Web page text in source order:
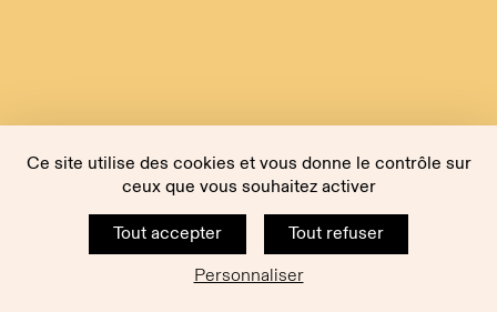
Ce site utilise des cookies et vous donne le contrôle sur
ceux que vous souhaitez activer
Tout accepter
Tout refuser
Personnaliser